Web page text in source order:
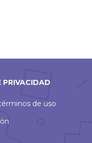
PRIVACIDAD
de uso